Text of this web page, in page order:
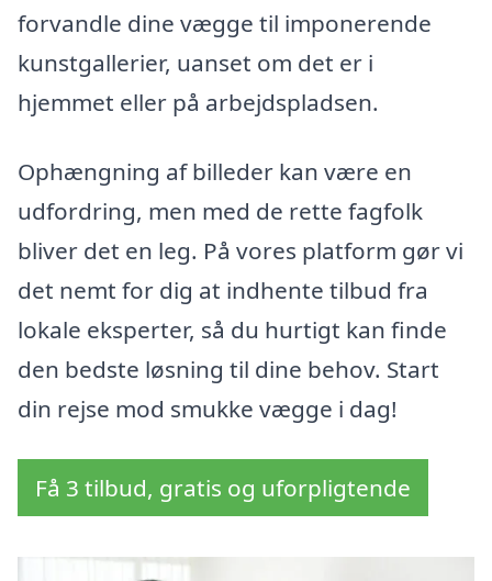
forvandle dine vægge til imponerende
kunstgallerier, uanset om det er i
hjemmet eller på arbejdspladsen.
Ophængning af billeder kan være en
udfordring, men med de rette fagfolk
bliver det en leg. På vores platform gør vi
det nemt for dig at indhente tilbud fra
lokale eksperter, så du hurtigt kan finde
den bedste løsning til dine behov. Start
din rejse mod smukke vægge i dag!
Få 3 tilbud, gratis og uforpligtende